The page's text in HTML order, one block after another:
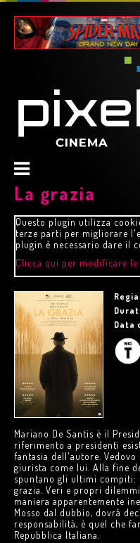
La grazia
Questo plugin utilizza
terze parti per migliorare
plugin è necessario dare il
Clicca qui per modificare
Regia:
Data
Mariano De Santis è il
riferimento a presidenti
fantasia dell'autore.
giurista come lui. Alla fine
spuntano gli ultimi compiti:
grazia. Veri e propri
maniera apparentemente
Mosso dal dubbio, dovrà
responsabilità, è quel che
Repubblica Italiana.